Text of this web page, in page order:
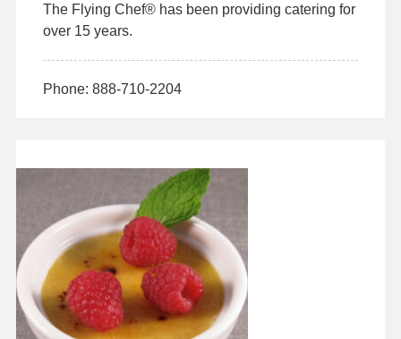
The Flying Chef® has been providing catering for
over 15 years.
Phone: 888-710-2204